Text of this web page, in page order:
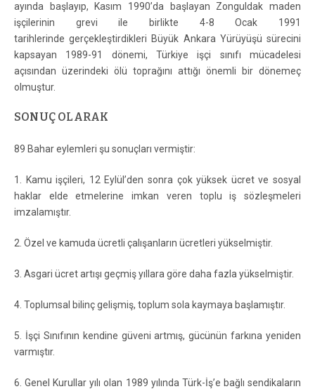
ayında başlayıp, Kasım 1990’da başlayan Zonguldak maden
işçilerinin grevi ile birlikte 4-8 Ocak 1991
tarihlerinde gerçekleştirdikleri Büyük Ankara Yürüyüşü sürecini
kapsayan 1989-91 dönemi, Türkiye işçi sınıfı mücadelesi
açısından üzerindeki ölü toprağını attığı önemli bir dönemeç
olmuştur.
SONUÇ OLARAK
89 Bahar eylemleri şu sonuçları vermiştir:
1. Kamu işçileri, 12 Eylül’den sonra çok yüksek ücret ve sosyal
haklar elde etmelerine imkan veren toplu iş sözleşmeleri
imzalamıştır.
2. Özel ve kamuda ücretli çalışanların ücretleri yükselmiştir.
3. Asgari ücret artışı geçmiş yıllara göre daha fazla yükselmiştir.
4. Toplumsal bilinç gelişmiş, toplum sola kaymaya başlamıştır.
5. İşçi Sınıfının kendine güveni artmış, gücünün farkına yeniden
varmıştır.
6. Genel Kurullar yılı olan 1989 yılında Türk-İş’e bağlı sendikaların